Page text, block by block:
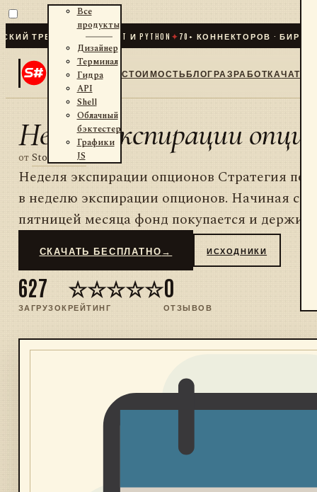
ТРЕЙДИНГ ДЛЯ .NET И PYTHON✦ 70+ КОННЕКТОРОВ · БИРЖИ
Все
продукты
Дизайнер
Терминал
Гидра
API
Shell
Облачный
бэктестер
Графики
JS
СТОИМОСТЬБЛОГРАЗРАБОТКАЧАТ
Неделя экспирации
отStockSharp
Неделя экспирации опционов Стратегия
в неделю экспирации опционов. Начиная с
пятницей месяца фонд покупается и
СКАЧАТЬ БЕСПЛАТНО → ИСХОДНИКИ
627
ЗАГРУЗОК
☆☆☆☆☆
РЕЙТИНГ
0
ОТЗЫВОВ